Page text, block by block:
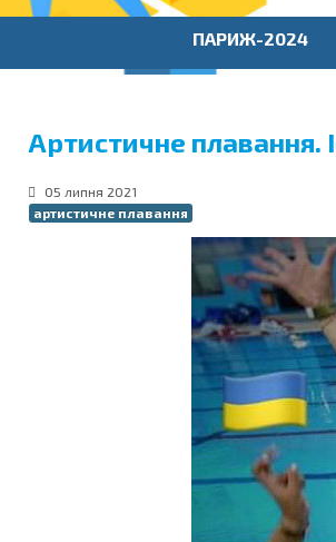
сайту
ПАРИЖ-2024
Артистичне плавання.
05 липня 2021
артистичне плавання